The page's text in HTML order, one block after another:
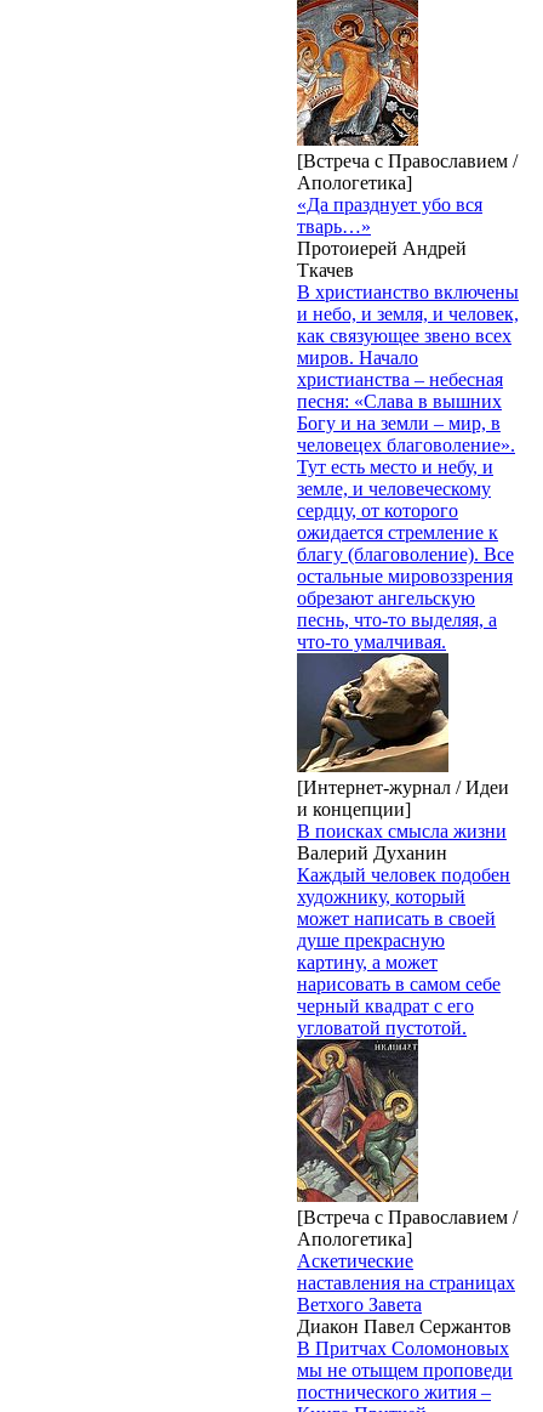
[Встреча с Православием /
Апологетика]
«Да празднует убо вся
тварь…»
Протоиерей Андрей
Ткачев
В христианство включены
и небо, и земля, и человек,
как связующее звено всех
миров. Начало
христианства – небесная
песня: «Слава в вышних
Богу и на земли – мир, в
человецех благоволение».
Тут есть место и небу, и
земле, и человеческому
сердцу, от которого
ожидается стремление к
благу (благоволение). Все
остальные мировоззрения
обрезают ангельскую
песнь, что-то выделяя, а
что-то умалчивая.
[Интернет-журнал / Идеи
и концепции]
В поисках смысла жизни
Валерий Духанин
Каждый человек подобен
художнику, который
может написать в своей
душе прекрасную
картину, а может
нарисовать в самом себе
черный квадрат с его
угловатой пустотой.
[Встреча с Православием /
Апологетика]
Аскетические
наставления на страницах
Ветхого Завета
Диакон Павел Сержантов
В Притчах Соломоновых
мы не отыщем проповеди
постнического жития –